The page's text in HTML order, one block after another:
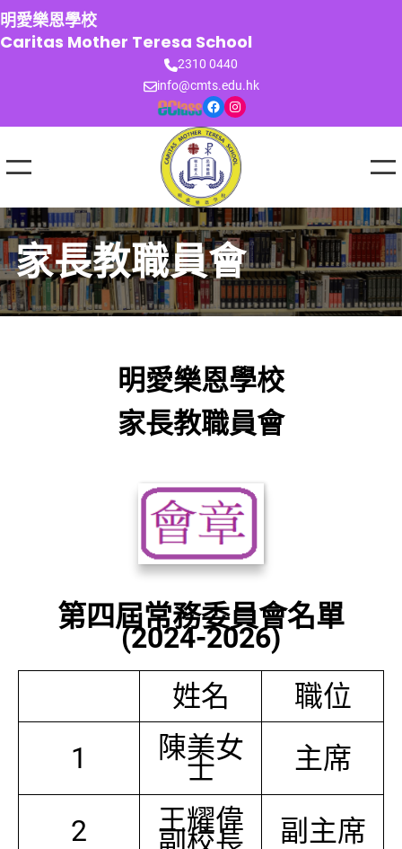
跳
至
主
明愛樂恩學校
Caritas Mother Teresa School
2310 0440
info@cmts.edu.hk
Facebook Instagram
家長教職員會
明愛樂恩學校
家長教職員會
第四屆常務委員會名單
(2024-2026)
姓名
職位
1
陳美女
士 主席
2 王耀偉 副主席